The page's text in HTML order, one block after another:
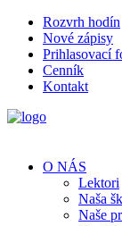
Rozvrh hodín
Nové zápisy
Prihlasovací
Cenník
Kontakt
O NÁS
Lektori
Naša
Naše